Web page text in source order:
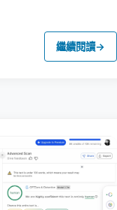
繼續閱讀→